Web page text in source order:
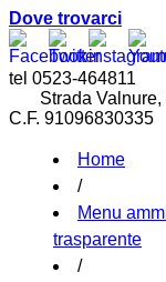
Dove trovarci
tel 0523-464811
Strada Valnure,
C.F. 91096830335
Home
/
Menu
trasparente
/